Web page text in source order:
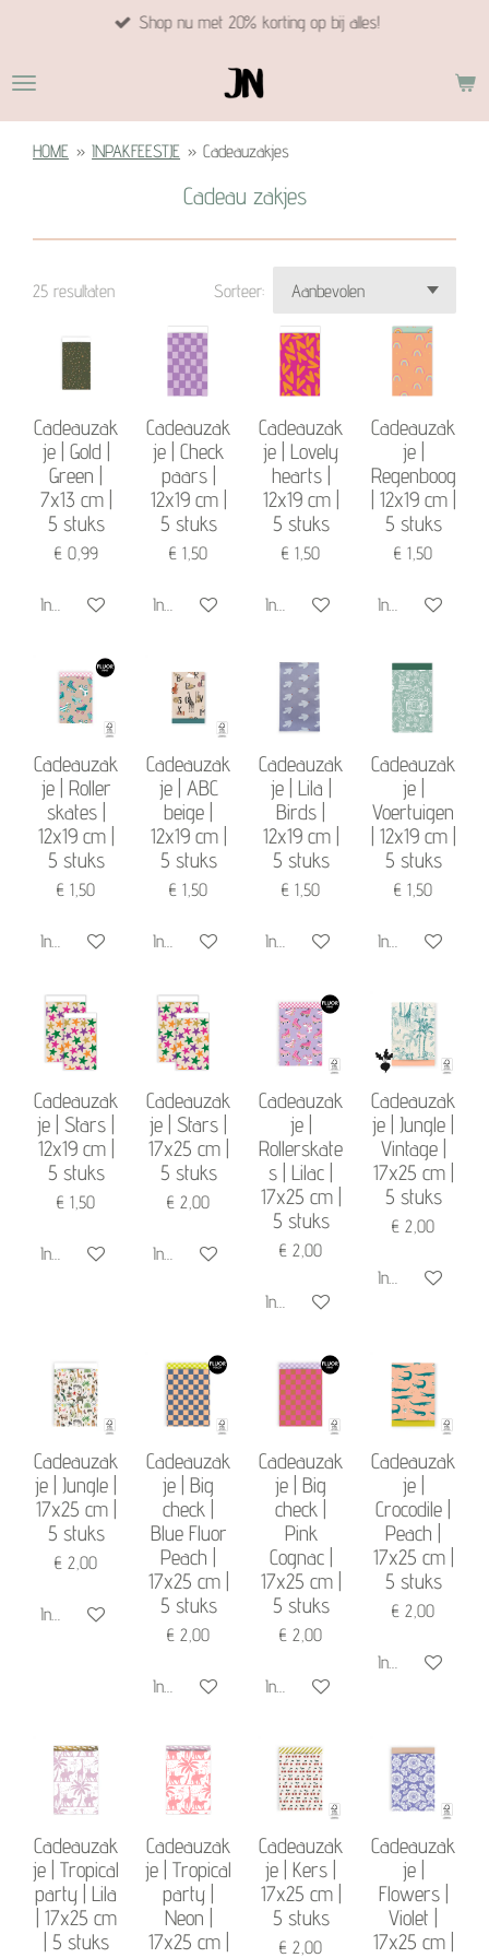
naar
hoofdinhoud
Shop nu met 20% korting op bij alles!
HOME » INPAKFEESTJE » Cadeauzakjes
Cadeau zakjes
25 resultaten Sorteer:
Cadeauzak
je | Gold |
Green |
7x13 cm |
5 stuks
€ 0,99
In winkelwagen
Cadeauzak
je | Check
paars |
12x19 cm |
5 stuks
€ 1,50
In winkelwagen
Cadeauzak
je | Lovely
hearts |
12x19 cm |
5 stuks
€ 1,50
In winkelwagen
Cadeauzak
je |
Regenboog
| 12x19 cm |
5 stuks
€ 1,50
In winkelwagen
Cadeauzak
je | Roller
skates |
12x19 cm |
5 stuks
€ 1,50
In winkelwagen
Cadeauzak
je | ABC
beige |
12x19 cm |
5 stuks
€ 1,50
In winkelwagen
Cadeauzak
je | Lila |
Birds |
12x19 cm |
5 stuks
€ 1,50
In winkelwagen
Cadeauzak
je |
Voertuigen
| 12x19 cm |
5 stuks
€ 1,50
In winkelwagen
Cadeauzak
je | Stars |
12x19 cm |
5 stuks
€ 1,50
In winkelwagen
Cadeauzak
je | Stars |
17x25 cm |
5 stuks
€ 2,00
In winkelwagen
Cadeauzak
je |
Rollerskate
s | Lilac |
17x25 cm |
5 stuks
€ 2,00
In winkelwagen
Cadeauzak
je | Jungle |
Vintage |
17x25 cm |
5 stuks
€ 2,00
In winkelwagen
Cadeauzak
je | Jungle |
17x25 cm |
5 stuks
€ 2,00
In winkelwagen
Cadeauzak
je | Big
check |
Blue Fluor
Peach |
17x25 cm |
5 stuks
€ 2,00
In winkelwagen
Cadeauzak
je | Big
check |
Pink
Cognac |
17x25 cm |
5 stuks
€ 2,00
In winkelwagen
Cadeauzak
je |
Crocodile |
Peach |
17x25 cm |
5 stuks
€ 2,00
In winkelwagen
Cadeauzak
je | Tropical
party | Lila
| 17x25 cm
| 5 stuks
Cadeauzak
je | Tropical
party |
Neon |
17x25 cm |
Cadeauzak
je | Kers |
17x25 cm |
5 stuks
€ 2,00
Cadeauzak
je |
Flowers |
Violet |
17x25 cm |